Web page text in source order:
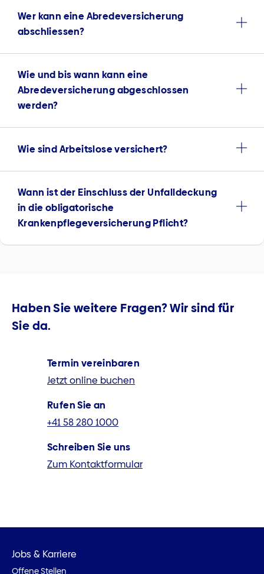
Wer kann eine Abredeversicherung
abschliessen?
Wie und bis wann kann eine
Abredeversicherung abgeschlossen
werden?
Wie sind Arbeitslose versichert?
Wann ist der Einschluss der Unfalldeckung
in die obligatorische
Krankenpflegeversicherung Pflicht?
Haben Sie weitere Fragen? Wir sind für
Sie da.
Termin vereinbaren
Jetzt online buchen
Rufen Sie an
+41 58 280 1000
Schreiben Sie uns
Zum Kontaktformular
Jobs & Karriere
Offene Stellen